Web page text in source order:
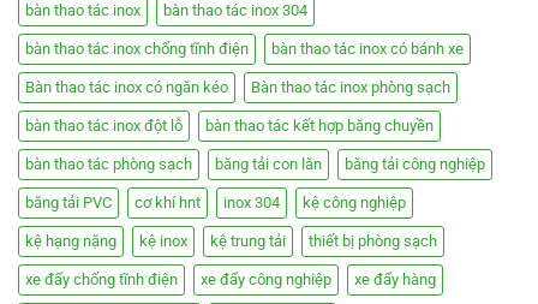
bàn thao tác inox bàn thao tác inox 304
bàn thao tác inox chống tĩnh điện bàn thao tác inox có bánh xe
Bàn thao tác inox có ngăn kéo Bàn thao tác inox phòng sạch
bàn thao tác inox đột lỗ bàn thao tác kết hợp băng chuyền
bàn thao tác phòng sạch băng tải con lăn băng tải công nghiệp
băng tải PVC cơ khí hnt inox 304 kệ công nghiệp
kệ hạng nặng kệ inox kệ trung tải thiết bị phòng sạch
xe đẩy chống tĩnh điện xe đẩy công nghiệp xe đẩy hàng